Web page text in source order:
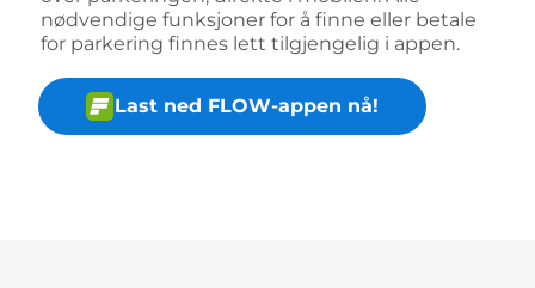
nødvendige funksjoner for å finne eller betale
for parkering finnes lett tilgjengelig i appen.
Last ned FLOW-appen nå!